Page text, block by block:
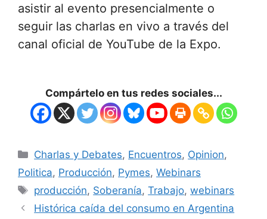
asistir al evento presencialmente o
seguir las charlas en vivo a través del
canal oficial de YouTube de la Expo.
Compártelo en tus redes sociales...
Charlas y Debates, Encuentros, Opinion,
Politica, Producción, Pymes, Webinars
producción, Soberanía,Trabajo,webinars
Histórica caída del consumo en Argentina